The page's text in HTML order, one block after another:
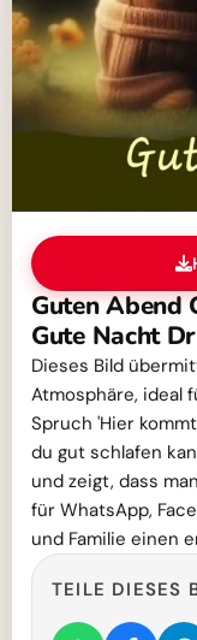
Guten Abend
Gute Nacht
Dieses Bild
Atmosphäre, ideal
Spruch 'Hier kommt
du gut schlafen
und zeigt, dass
für WhatsApp,
und Familie einen
TEILE DIESES